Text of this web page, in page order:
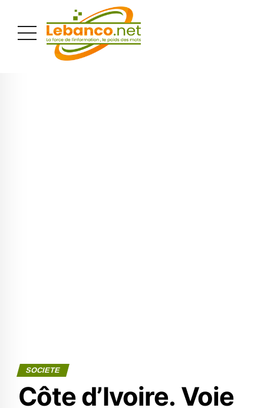
SOCIETE
Côte d’Ivoire. Voie